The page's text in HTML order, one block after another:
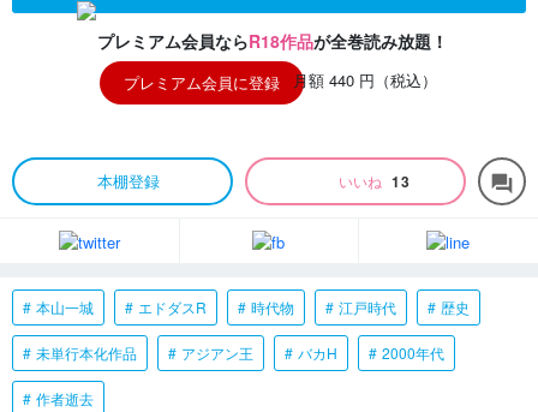
プレミアム会員ならR18作品が全巻読み放題！
プレミアム会員に登録 月額 440 円（税込）
本棚登録 いいね 13 forum
本山一城 エドダスR 時代物 江戸時代 歴史
未単行本化作品 アジアン王 バカH 2000年代
作者逝去